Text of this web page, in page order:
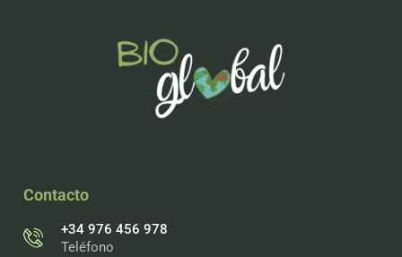
Contacto
+34 976 456 978
Teléfono